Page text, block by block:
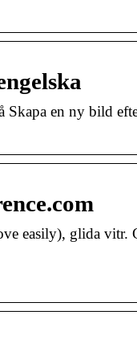
Skapa en ny bild
easily), glida